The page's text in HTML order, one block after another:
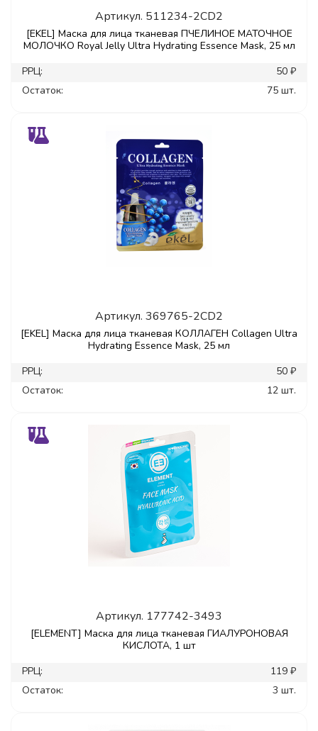
Артикул. 511234-2CD2
[EKEL] Маска для лица тканевая ПЧЕЛИНОЕ МАТОЧНОЕ
МОЛОЧКО Royal Jelly Ultra Hydrating Essence Mask, 25 мл
РРЦ:
50 ₽
Остаток:
75 шт.
Артикул. 369765-2CD2
[EKEL] Маска для лица тканевая КОЛЛАГЕН Collagen Ultra
Hydrating Essence Mask, 25 мл
РРЦ:
50 ₽
Остаток:
12 шт.
Артикул. 177742-3493
[ELEMENT] Маска для лица тканевая ГИАЛУРОНОВАЯ
КИСЛОТА, 1 шт
РРЦ:
119 ₽
Остаток:
3 шт.